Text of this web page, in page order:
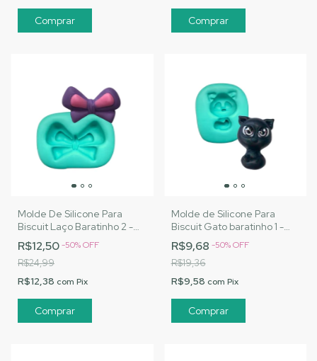
Molde De Silicone Para
Biscuit Laço Baratinho 2 -
MJ Artesanatos |Cód.
A092
R$12,50-50%OFF
R$24,99
R$12,38 com Pix
Molde de Silicone Para
Biscuit Gato baratinho 1 -
MJ Artesanatos |Cód.
A066
R$9,68 -50%OFF
R$19,36
R$9,58 com Pix